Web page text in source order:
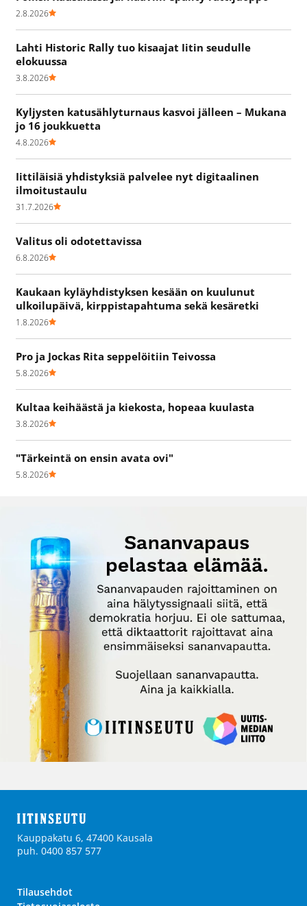
2.8.2026
Lahti Historic Rally tuo kisaajat Iitin seudulle
elokuussa
3.8.2026
Kyljysten katusählyturnaus kasvoi jälleen – Mukana
jo 16 joukkuetta
4.8.2026
Iittiläisiä yhdistyksiä palvelee nyt digitaalinen
ilmoitustaulu
31.7.2026
Valitus oli odotettavissa
6.8.2026
Kaukaan kyläyhdistyksen kesään on kuulunut
ulkoilupäivä, kirppistapahtuma sekä kesäretki
1.8.2026
Pro ja Jockas Rita seppelöitiin Teivossa
5.8.2026
Kultaa keihäästä ja kiekosta, hopeaa kuulasta
3.8.2026
"Tärkeintä on ensin avata ovi"
5.8.2026
Kauppakatu 6, 47400 Kausala
puh. 0400 857 577
Tilausehdot